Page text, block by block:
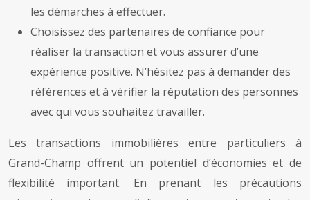
les démarches à effectuer.
Choisissez des partenaires de confiance pour
réaliser la transaction et vous assurer d’une
expérience positive. N’hésitez pas à demander des
références et à vérifier la réputation des personnes
avec qui vous souhaitez travailler.
Les transactions immobilières entre particuliers à
Grand-Champ offrent un potentiel d’économies et de
flexibilité important. En prenant les précautions